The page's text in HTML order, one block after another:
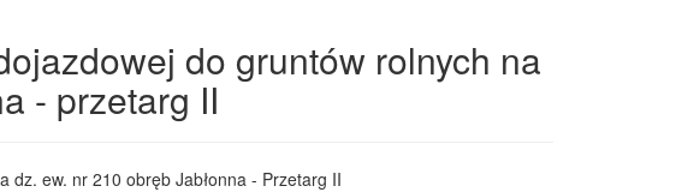
do gruntów rolnych na
- przetarg II
ew. nr 210 obręb Jabłonna - Przetarg II